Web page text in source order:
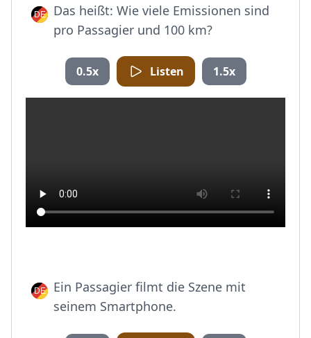
Das heißt: Wie viele Emissionen sind
pro Passagier und 100 km?
0.5x Listen 1.5x
Ein Passagier filmt die Szene mit
seinem Smartphone.